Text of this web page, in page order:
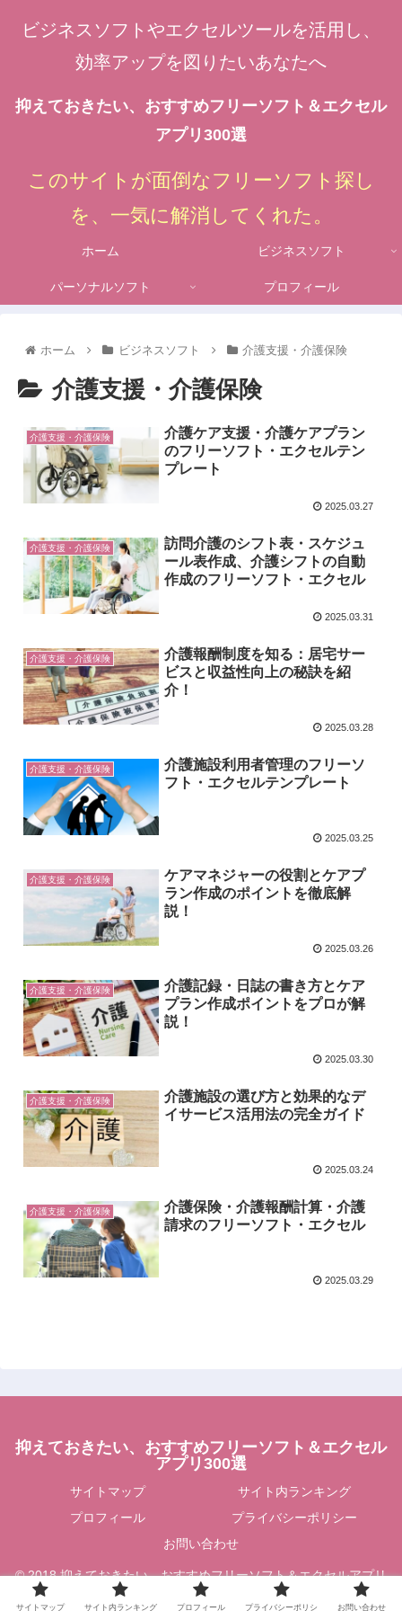
ビジネスソフトやエクセルツールを活用し、
効率アップを図りたいあなたへ
抑えておきたい、おすすめフリーソフト＆エクセル
アプリ300選
このサイトが面倒なフリーソフト探し
を、一気に解消してくれた。
ホーム ビジネスソフト
パーソナルソフト プロフィール
ホーム ビジネスソフト 介護支援・介護保険
介護支援・介護保険
介護支援・介護保険
介護ケア支援・介護ケアプラン
のフリーソフト・エクセルテン
プレート
2025.03.27
介護支援・介護保険
訪問介護のシフト表・スケジュ
ール表作成、介護シフトの自動
作成のフリーソフト・エクセル
2025.03.31
介護支援・介護保険
介護報酬制度を知る：居宅サー
ビスと収益性向上の秘訣を紹
介！
2025.03.28
介護支援・介護保険
介護施設利用者管理のフリーソ
フト・エクセルテンプレート
2025.03.25
介護支援・介護保険
ケアマネジャーの役割とケアプ
ラン作成のポイントを徹底解
説！
2025.03.26
介護支援・介護保険
介護記録・日誌の書き方とケア
プラン作成ポイントをプロが解
説！
2025.03.30
介護支援・介護保険
介護施設の選び方と効果的なデ
イサービス活用法の完全ガイド
2025.03.24
介護支援・介護保険
介護保険・介護報酬計算・介護
請求のフリーソフト・エクセル
2025.03.29
抑えておきたい、おすすめフリーソフト＆エクセル
アプリ300選
サイトマップ
サイト内ランキング
プロフィール
プライバシーポリシー
お問い合わせ
© 2018 抑えておきたい、おすすめフリーソフト＆エクセルアプリ
300選.
サイトマップ サイト内ランキング プロフィール プライバシーポリシ お問い合わせ